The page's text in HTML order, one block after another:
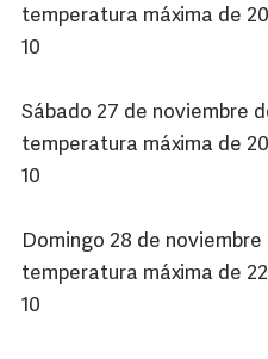
temperatura máxima de
10
Sábado 27 de noviembre
temperatura máxima de
10
Domingo 28 de noviembre
temperatura máxima de
10